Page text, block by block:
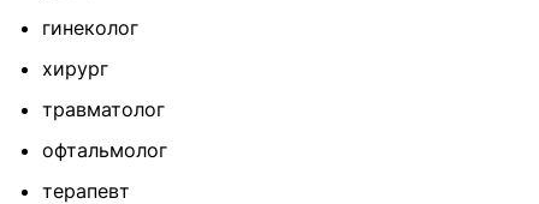
гинеколог
хирург
травматолог
офтальмолог
терапевт